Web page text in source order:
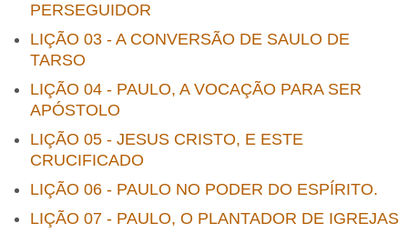
PERSEGUIDOR
LIÇÃO 03 - A CONVERSÃO DE SAULO DE
TARSO
LIÇÃO 04 - PAULO, A VOCAÇÃO PARA SER
APÓSTOLO
LIÇÃO 05 - JESUS CRISTO, E ESTE
CRUCIFICADO
LIÇÃO 06 - PAULO NO PODER DO ESPÍRITO.
LIÇÃO 07 - PAULO, O PLANTADOR DE IGREJAS